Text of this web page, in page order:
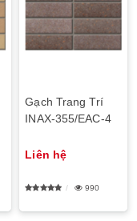
Gạch Trang Trí
INAX-355/EAC-4
Liên hệ
990